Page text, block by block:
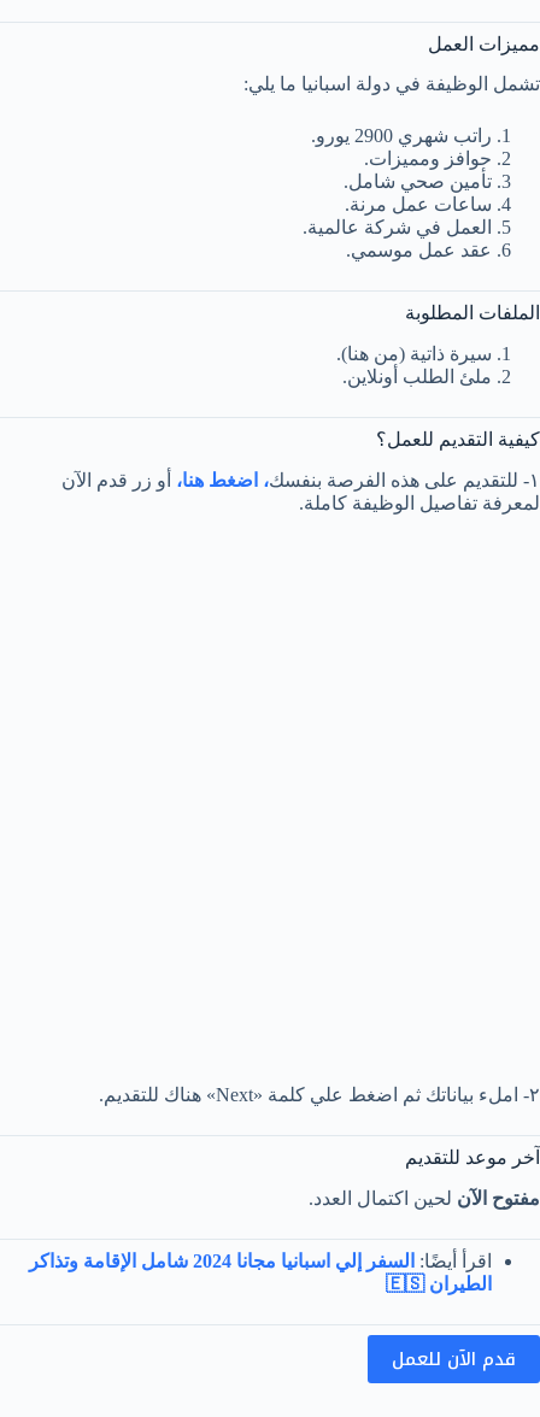
مميزات العمل
تشمل الوظيفة في دولة اسبانيا ما يلي:
راتب شهري 2900 يورو.
حوافز ومميزات.
تأمين صحي شامل.
ساعات عمل مرنة.
العمل في شركة عالمية.
عقد عمل موسمي.
الملفات المطلوبة
سيرة ذاتية (من هنا).
ملئ الطلب أونلاين.
كيفية التقديم للعمل؟
١- للتقديم على هذه الفرصة بنفسك
، اضغط هنا، أو زر قدم الآن
لمعرفة تفاصيل الوظيفة كاملة.
٢- املء بياناتك ثم اضغط علي كلمة «Next» هناك للتقديم.
آخر موعد للتقديم
مفتوح الآن لحين اكتمال العدد.
اقرأ أيضًا:
السفر إلي اسبانيا مجانا 2024 شامل الإقامة وتذاكر
الطيران 🇪🇸
قدم الآن للعمل